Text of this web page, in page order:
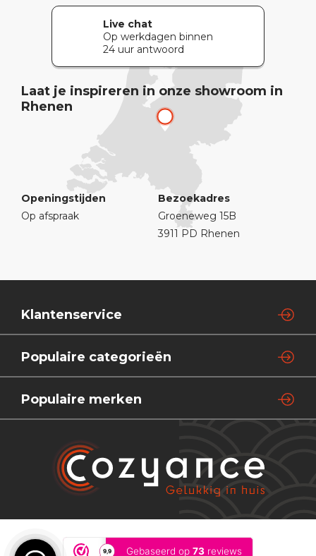
Live chat
Op werkdagen binnen
24 uur antwoord
Laat je inspireren in onze showroom in
Rhenen
Openingstijden
Op afspraak
Bezoekadres
Groeneweg 15B
3911 PD Rhenen
Klantenservice
Populaire categorieën
Populaire merken